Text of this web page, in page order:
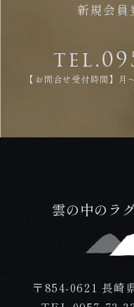
新規会員
【お問合せ受付時間】
雲の中のラ
〒854-0621 長崎